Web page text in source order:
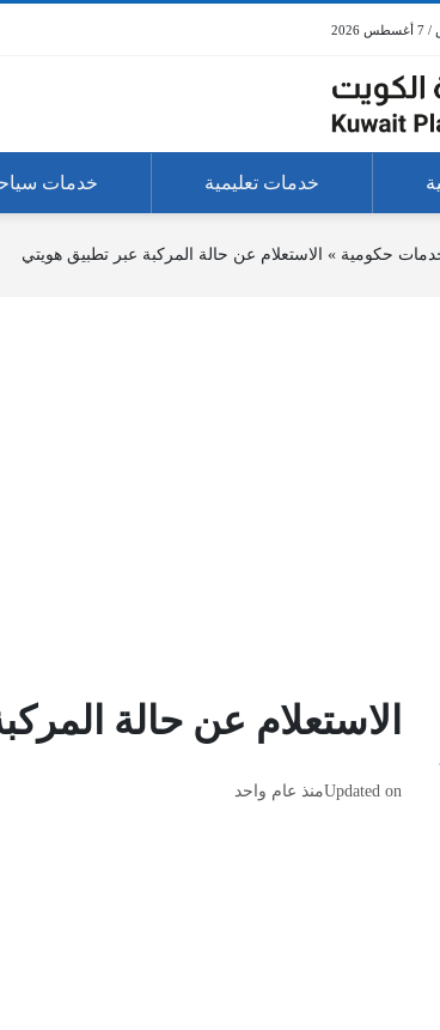
خدمات تعليمية خدمات
حكومية » الاستعلام عن حالة المركبة عبر تطبيق هويتي
الاستعلام عن حالة
Updated onمنذ عام واحد